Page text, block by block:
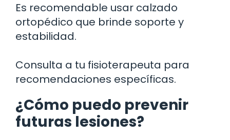
Es recomendable usar calzado
ortopédico que brinde soporte y
estabilidad.
Consulta a tu fisioterapeuta para
recomendaciones específicas.
¿Cómo puedo prevenir
futuras lesiones?